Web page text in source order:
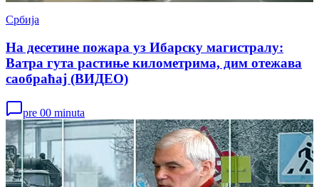
Србија
На десетине пожара уз Ибарску магистралу:
Ватра гута растиње километрима, дим отежава
саобраћај (ВИДЕО)
pre 00 minuta